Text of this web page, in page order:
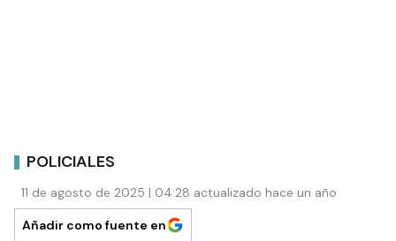
POLICIALES
11 de agosto de 2025 | 04:28 actualizado hace un año
Añadir como fuente en